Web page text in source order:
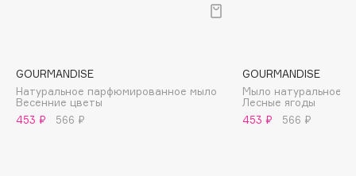
Brunello Cucinelli
Bvlgari
by TERRY
GOURMANDISE
Натуральное парфюмированное мыло
Весенние цветы
453 ₽
566 ₽
GOURMANDISE
Мыло натуральное
Лесные ягоды
453 ₽
566 ₽